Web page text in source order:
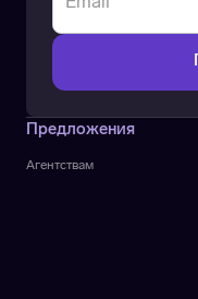
Предложения
Агентствам